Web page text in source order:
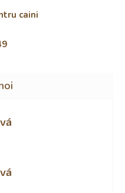
caini
este 2 din 5 stele.
este 5 din 5 stele.